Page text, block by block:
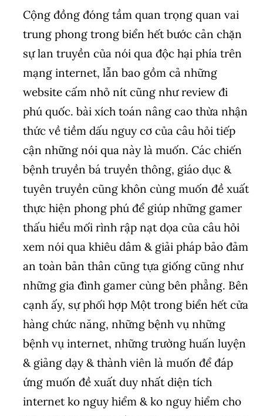
Cộng đồng đóng tầm quan trọng quan vai
trung phong trong biển hết bước cản chặn
sự lan truyền của nói qua độc hại phía trên
mạng internet, lẫn bao gồm cả những
website cấm nhỏ nít cũng như review đi
phú quốc. bài xích toán nâng cao thừa nhận
thức về tiềm dấu nguy cơ của câu hỏi tiếp
cận những nói qua này là muốn. Các chiến
bệnh truyền bá truyền thông, giáo dục &
tuyên truyền cũng khôn cùng muốn đề xuất
thực hiện phong phú để giúp những gamer
thấu hiểu mối rình rập nạt dọa của câu hỏi
xem nói qua khiêu dâm & giải pháp bảo đảm
an toàn bản thân cũng tựa giống cũng như
những gia đình gamer cùng bên phẳng. Bên
cạnh ấy, sự phối hợp Một trong biển hết cửa
hàng chức năng, những bệnh vụ những
bệnh vụ internet, những trường huấn luyện
& giảng dạy & thành viên là muốn để đáp
ứng muốn đề xuất duy nhất diện tích
internet ko nguy hiểm & ko nguy hiểm cho